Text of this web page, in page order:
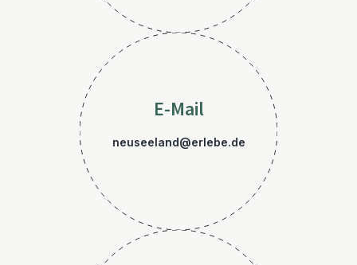
E-Mail
neuseeland@erlebe.de